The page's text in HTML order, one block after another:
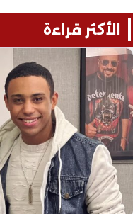
الأكثر قراءة